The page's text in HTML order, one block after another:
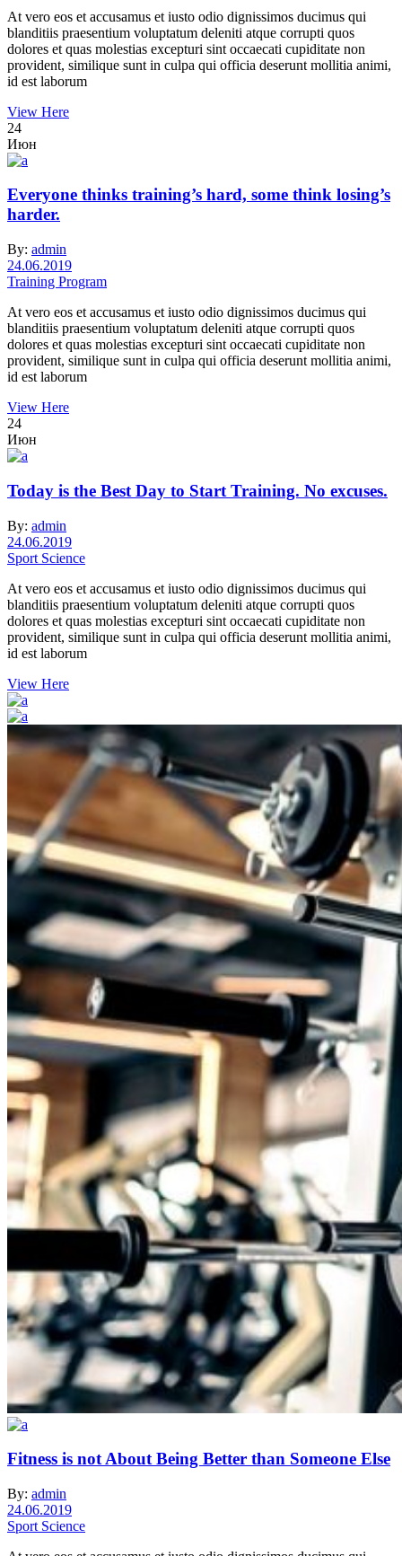
At vero eos et accusamus et iusto odio dignissimos ducimus qui
blanditiis praesentium voluptatum deleniti atque corrupti quos
dolores et quas molestias excepturi sint occaecati cupiditate non
provident, similique sunt in culpa qui officia deserunt mollitia animi,
id est laborum
View Here
24
Июн
Everyone thinks training’s hard, some think losing’s
harder.
By: admin
24.06.2019
Training Program
At vero eos et accusamus et iusto odio dignissimos ducimus qui
blanditiis praesentium voluptatum deleniti atque corrupti quos
dolores et quas molestias excepturi sint occaecati cupiditate non
provident, similique sunt in culpa qui officia deserunt mollitia animi,
id est laborum
View Here
24
Июн
Today is the Best Day to Start Training. No excuses.
By: admin
24.06.2019
Sport Science
At vero eos et accusamus et iusto odio dignissimos ducimus qui
blanditiis praesentium voluptatum deleniti atque corrupti quos
dolores et quas molestias excepturi sint occaecati cupiditate non
provident, similique sunt in culpa qui officia deserunt mollitia animi,
id est laborum
View Here
Fitness is not About Being Better than Someone Else
By: admin
24.06.2019
Sport Science